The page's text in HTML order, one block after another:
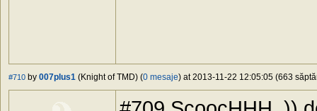
#710 by 007plus1 (Knight of TMD) (0 mesaje) at 2013-11-22 12:05:05 (663